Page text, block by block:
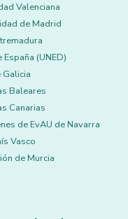
Valenciana
de Madrid
(UNED)
Galicia
Baleares
Canarias
de EvAU de Navarra
Vasco
de Murcia